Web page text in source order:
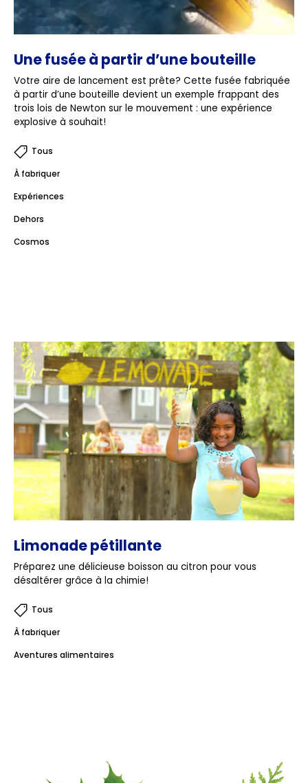
Une fusée à partir d’une bouteille
Votre aire de lancement est prête? Cette fusée fabriquée
à partir d’une bouteille devient un exemple frappant des
trois lois de Newton sur le mouvement : une expérience
explosive à souhait!
Tous
À fabriquer
Expériences
Dehors
Cosmos
Limonade pétillante
Préparez une délicieuse boisson au citron pour vous
désaltérer grâce à la chimie!
Tous
À fabriquer
Aventures alimentaires